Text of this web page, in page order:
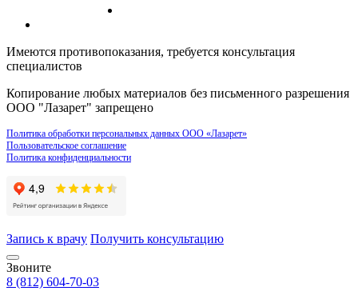
Имеются противопоказания, требуется консультация
специалистов
Копирование любых материалов без письменного разрешения
ООО "Лазарет" запрещено
Политика обработки персональных данных ООО «Лазарет»
Пользовательское соглашение
Политика конфиденциальности
Запись к врачу Получить консультацию
Звоните
8 (812) 604-70-03